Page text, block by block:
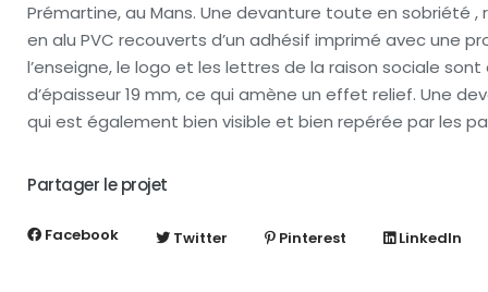
Prémartine, au Mans. Une devanture toute en sobriété ,
en alu PVC recouverts d’un adhésif imprimé avec une
l’enseigne, le logo et les lettres de la raison sociale
d’épaisseur 19 mm, ce qui amène un effet relief. Une
qui est également bien visible et bien repérée par les
Partager le projet
Facebook Twitter Pinterest LinkedIn